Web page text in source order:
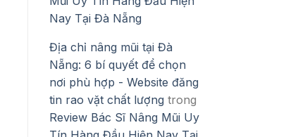
Nay Tại Đà Nẵng
Địa chỉ nâng mũi tại Đà
Nẵng: 6 bí quyết để chọn
nơi phù hợp - Website đăng
tin rao vặt chất lượng trong
Review Bác Sĩ Nâng Mũi Uy